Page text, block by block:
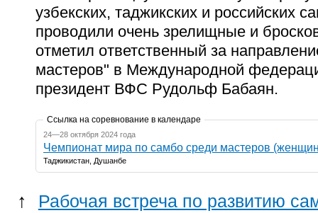
узбекских, таджикских и российских
проводили очень зрелищные и
отметил ответственный за
мастеров" в Международной
президент ВФС Рудольф Бабаян.
Ссылка на соревнование в календаре
24—28 октября 2024 года
Чемпионат мира по самбо среди мастеров
Таджикистан, Душанбе
↑ Рабочая встреча по развитию